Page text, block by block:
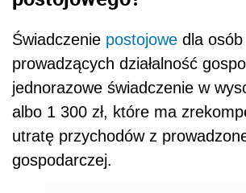
Świadczenie postojowe dla osób
prowadzących działalność
jednorazowe świadczenie w
albo 1 300 zł, które ma
utratę przychodów z
gospodarczej.